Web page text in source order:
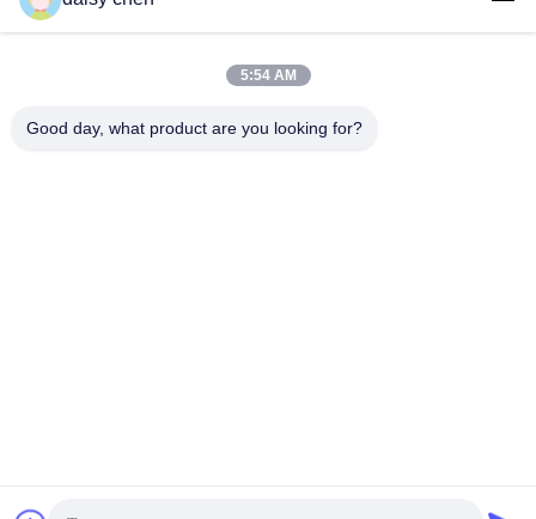
gebruiken
5:54 AM
Good day, what product are you looking for?